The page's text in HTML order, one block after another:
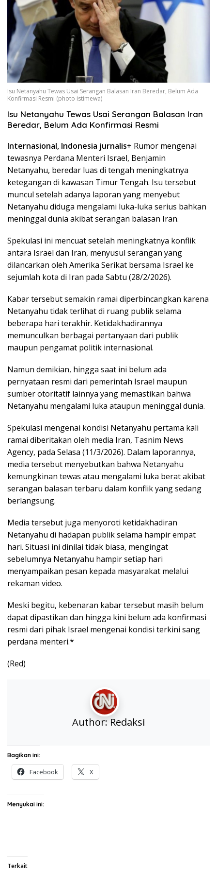
Isu Netanyahu Tewas Usai Serangan Balasan Iran Beredar, Belum Ada
Konfirmasi Resmi (photo istimewa)
Isu Netanyahu Tewas Usai Serangan Balasan Iran
Beredar, Belum Ada Konfirmasi Resmi
Internasional, Indonesia jurnalis+ Rumor mengenai
tewasnya Perdana Menteri Israel, Benjamin
Netanyahu, beredar luas di tengah meningkatnya
ketegangan di kawasan Timur Tengah. Isu tersebut
muncul setelah adanya laporan yang menyebut
Netanyahu diduga mengalami luka-luka serius bahkan
meninggal dunia akibat serangan balasan Iran.
Spekulasi ini mencuat setelah meningkatnya konflik
antara Israel dan Iran, menyusul serangan yang
dilancarkan oleh Amerika Serikat bersama Israel ke
sejumlah kota di Iran pada Sabtu (28/2/2026).
Kabar tersebut semakin ramai diperbincangkan karena
Netanyahu tidak terlihat di ruang publik selama
beberapa hari terakhir. Ketidakhadirannya
memunculkan berbagai pertanyaan dari publik
maupun pengamat politik internasional.
Namun demikian, hingga saat ini belum ada
pernyataan resmi dari pemerintah Israel maupun
sumber otoritatif lainnya yang memastikan bahwa
Netanyahu mengalami luka ataupun meninggal dunia.
Spekulasi mengenai kondisi Netanyahu pertama kali
ramai diberitakan oleh media Iran, Tasnim News
Agency, pada Selasa (11/3/2026). Dalam laporannya,
media tersebut menyebutkan bahwa Netanyahu
kemungkinan tewas atau mengalami luka berat akibat
serangan balasan terbaru dalam konflik yang sedang
berlangsung.
Media tersebut juga menyoroti ketidakhadiran
Netanyahu di hadapan publik selama hampir empat
hari. Situasi ini dinilai tidak biasa, mengingat
sebelumnya Netanyahu hampir setiap hari
menyampaikan pesan kepada masyarakat melalui
rekaman video.
Meski begitu, kebenaran kabar tersebut masih belum
dapat dipastikan dan hingga kini belum ada konfirmasi
resmi dari pihak Israel mengenai kondisi terkini sang
perdana menteri.*
(Red)
Author: Redaksi
Bagikan ini:
Facebook X
Menyukai ini:
Terkait